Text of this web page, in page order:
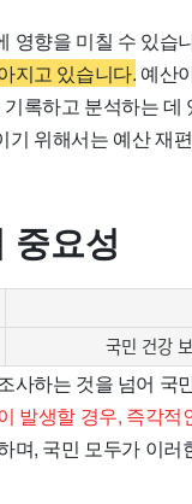
영향을 미칠 수 있습
지고 있습니다. 예산
록하고 분석하는
위해서는 예산 재
중요성
국민 건강
사하는 것을 넘어 국
발생할 경우, 즉각
며, 국민 모두가 이